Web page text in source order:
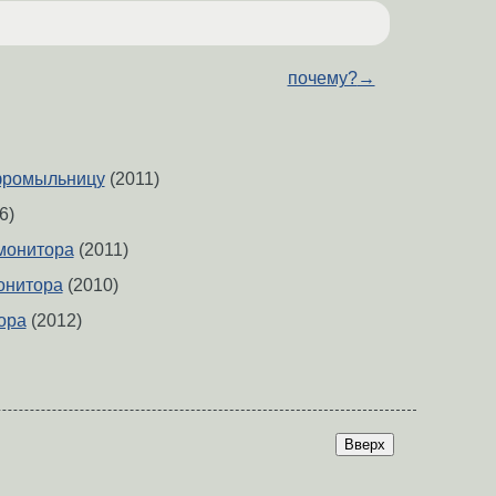
почему?→
(2011)
(2011)
(2010)
(2012)
Вверх